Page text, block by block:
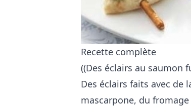
Recette complète
((Des éclairs au saumon
Des éclairs faits avec de
mascarpone, du